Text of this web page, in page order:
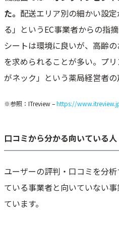
た。 配送エリア別の細かい設
る」というEC事業者からの指
シートは環境に良いが、高齢
を求められることが多い。プ
がネック」という薬局経営者
※参照：ITreview –https://
口コミから分かる向いている
ユーザーの評判・口コミを分
ている事業者と向いていない
ています。